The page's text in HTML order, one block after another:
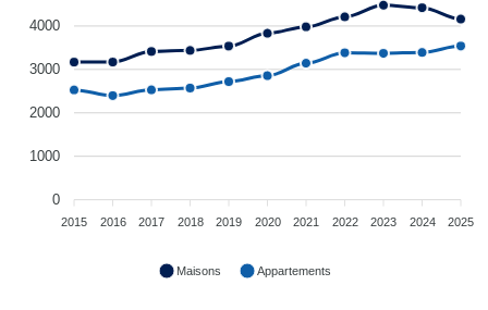
4000
3000
2000
1000
0
2015 2016 2017 2018 2019 2020 2021 2022 2023 2024 2025
Maisons Appartements